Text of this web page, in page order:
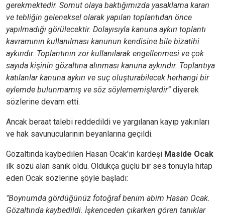
gerekmektedir. Somut olaya baktığımızda yasaklama kararı
ve tebliğin geleneksel olarak yapılan toplantıdan önce
yapılmadığı görülecektir. Dolayısıyla kanuna aykırı toplantı
kavramının kullanılması kanunun kendisine bile bizatihi
aykırıdır. Toplantının zor kullanılarak engellenmesi ve çok
sayıda kişinin gözaltına alınması kanuna aykırıdır. Toplantıya
katılanlar kanuna aykırı ve suç oluşturabilecek herhangi bir
eylemde bulunmamış ve söz söylememişlerdir” diyerek
sözlerine devam etti.
Ancak beraat talebi reddedildi ve yargılanan kayıp yakınları
ve hak savunucularının beyanlarına geçildi.
Gözaltında kaybedilen Hasan Ocak'ın kardeşi Maside Ocak
ilk sözü alan sanık oldu. Oldukça güçlü bir ses tonuyla hitap
eden Ocak sözlerine şöyle başladı:
"Boynumda gördüğünüz fotoğraf benim abim Hasan Ocak.
Gözaltında kaybedildi. İşkenceden çıkarken gören tanıklar